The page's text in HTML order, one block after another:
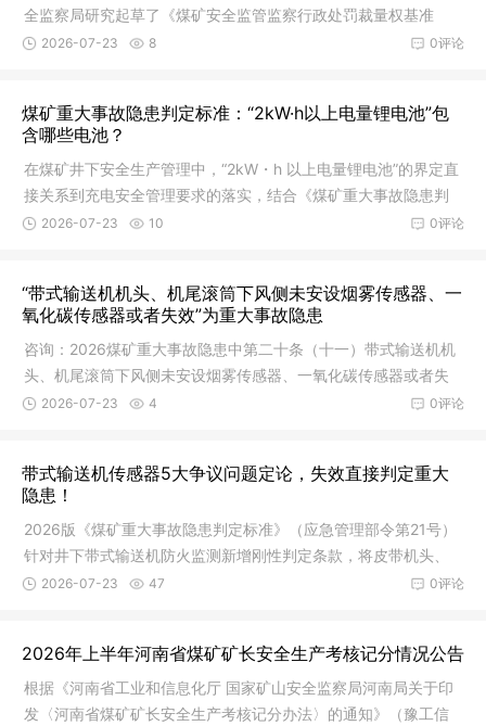
全监察局研究起草了《煤矿安全监管监察行政处罚裁量权基准
（征求意见
0评论
2026-07-23 8
煤矿重大事故隐患判定标准：“2kW·h以上电量锂电池”包
含哪些电池？
在煤矿井下安全生产管理中，“2kW・h 以上电量锂电池”的界定直
接关系到充电安全管理要求的落实，结合《煤矿重大事故隐患判
定标
0评论
2026-07-23 10
“带式输送机机头、机尾滚筒下风侧未安设烟雾传感器、一
氧化碳传感器或者失效”为重大事故隐患
咨询：2026煤矿重大事故隐患中第二十条（十一）带式输送机机
头、机尾滚筒下风侧未安设烟雾传感器、一氧化碳传感器或者失
效. 掘进
0评论
2026-07-23 4
带式输送机传感器5大争议问题定论，失效直接判定重大
隐患！
2026版《煤矿重大事故隐患判定标准》（应急管理部令第21号）
针对井下带式输送机防火监测新增刚性判定条款，将皮带机头、
机尾滚筒
0评论
2026-07-23 47
2026年上半年河南省煤矿矿长安全生产考核记分情况公告
根据《河南省工业和信息化厅 国家矿山安全监察局河南局关于印
发〈河南省煤矿矿长安全生产考核记分办法〉的通知》（豫工信